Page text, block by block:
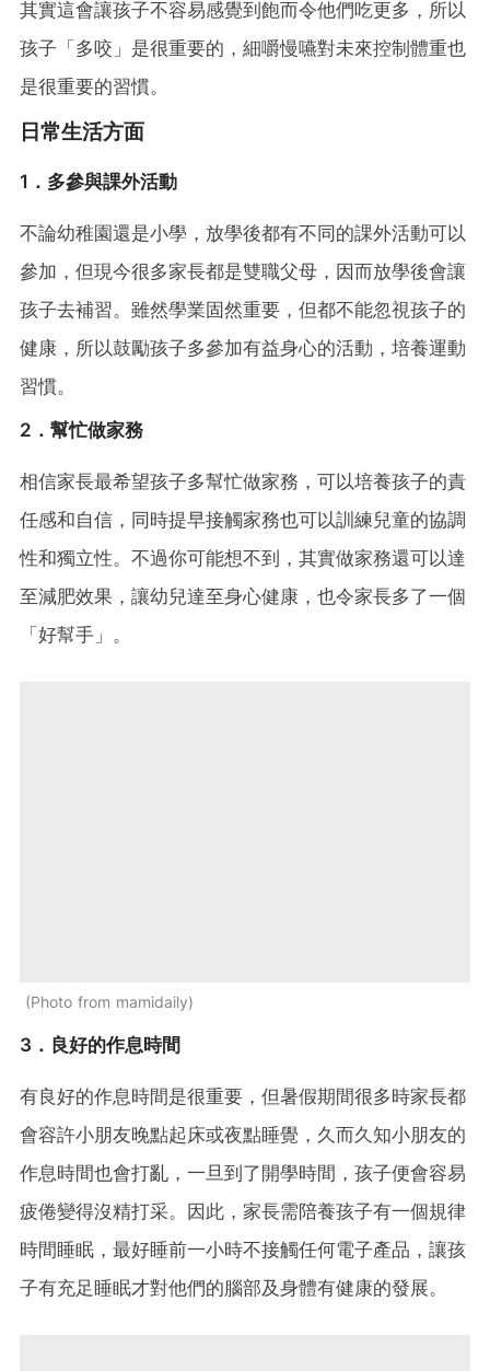
其實這會讓孩子不容易感覺到飽而令他們吃更多，所以
孩子「多咬」是很重要的，細嚼慢嚥對未來控制體重也
是很重要的習慣。
日常生活方面
1．多參與課外活動
不論幼稚園還是小學，放學後都有不同的課外活動可以
參加，但現今很多家長都是雙職父母，因而放學後會讓
孩子去補習。雖然學業固然重要，但都不能忽視孩子的
健康，所以鼓勵孩子多參加有益身心的活動，培養運動
習慣。
2．幫忙做家務
相信家長最希望孩子多幫忙做家務，可以培養孩子的責
任感和自信，同時提早接觸家務也可以訓練兒童的協調
性和獨立性。不過你可能想不到，其實做家務還可以達
至減肥效果，讓幼兒達至身心健康，也令家長多了一個
「好幫手」。
Photo from mamidaily
3．良好的作息時間
有良好的作息時間是很重要，但暑假期間很多時家長都
會容許小朋友晚點起床或夜點睡覺，久而久知小朋友的
作息時間也會打亂，一旦到了開學時間，孩子便會容易
疲倦變得沒精打采。因此，家長需陪養孩子有一個規律
時間睡眠，最好睡前一小時不接觸任何電子產品，讓孩
子有充足睡眠才對他們的腦部及身體有健康的發展。